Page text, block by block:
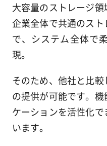
大容量のストレージ領
企業全体で共通のス
で、システム全体で
現。
そのため、他社と比
の提供が可能です。
ケーションを活性化
います。